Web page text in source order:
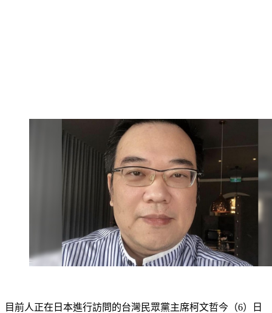
一早受訪被問及此事，他表示，不曉得細節，沒辦法回答，